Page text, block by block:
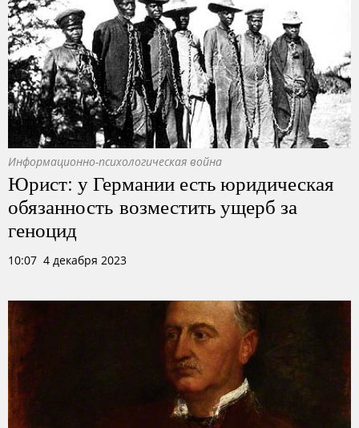
Информационно-психологическая война
Юрист: у Германии есть юридическая
обязанность возместить ущерб за
геноцид
10:07 4 декабря 2023